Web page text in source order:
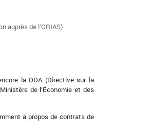
auprès de l’ORIAS)
la DDA (Directive sur la
de l’Économie et des
à propos de contrats de